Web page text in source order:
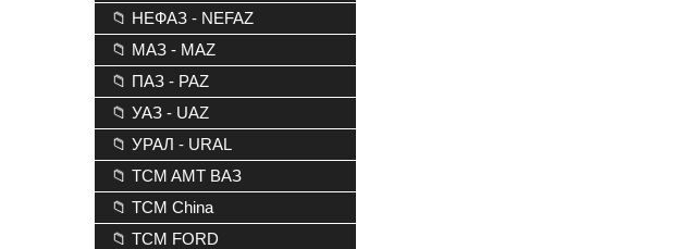
📁 НЕФАЗ - NEFAZ
📁 МАЗ - MAZ
📁 ПАЗ - PAZ
📁 УАЗ - UAZ
📁 УРАЛ - URAL
📁 TCM AMT ВАЗ
📁 TCM China
📁 TCM FORD